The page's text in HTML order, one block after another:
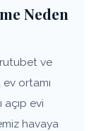
Neden
ve
ortamı
açıp evi
havaya